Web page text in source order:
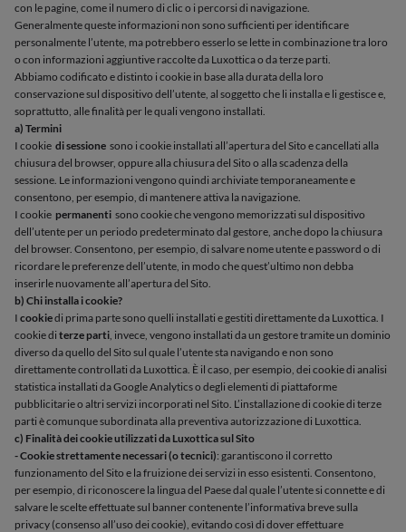
con le pagine, come il numero di clic o i percorsi di navigazione.
Generalmente queste informazioni non sono sufficienti per identificare
personalmente l’utente, ma potrebbero esserlo se lette in combinazione tra loro
o con informazioni aggiuntive raccolte da Luxottica o da terze parti.
Abbiamo codificato e distinto i cookie in base alla durata della loro
conservazione sul dispositivo dell’utente, al soggetto che li installa e li gestisce e,
soprattutto, alle finalità per le quali vengono installati.
a) Termini
I cookie di sessione sono i cookie installati all’apertura del Sito e cancellati alla
chiusura del browser, oppure alla chiusura del Sito o alla scadenza della
sessione. Le informazioni vengono quindi archiviate temporaneamente e
consentono, per esempio, di mantenere attiva la navigazione.
I cookie permanenti sono cookie che vengono memorizzati sul dispositivo
dell’utente per un periodo predeterminato dal gestore, anche dopo la chiusura
del browser. Consentono, per esempio, di salvare nome utente e password o di
ricordare le preferenze dell’utente, in modo che quest’ultimo non debba
inserirle nuovamente all’apertura del Sito.
b) Chi installa i cookie?
I cookiedi prima parte sono quelli installati e gestiti direttamente da Luxottica. I
cookie di terze parti, invece, vengono installati da un gestore tramite un dominio
diverso da quello del Sito sul quale l’utente sta navigando e non sono
direttamente controllati da Luxottica. È il caso, per esempio, dei cookie di analisi
statistica installati da Google Analytics o degli elementi di piattaforme
pubblicitarie o altri servizi incorporati nel Sito. L’installazione di cookie di terze
parti è comunque subordinata alla preventiva autorizzazione di Luxottica.
c) Finalità dei cookie utilizzati da Luxottica sul Sito
- Cookie strettamente necessari (o tecnici): garantiscono il corretto
funzionamento del Sito e la fruizione dei servizi in esso esistenti. Consentono,
per esempio, di riconoscere la lingua del Paese dal quale l’utente si connette e di
salvare le scelte effettuate sul banner contenente l’informativa breve sulla
privacy (consenso all’uso dei cookie), evitando così di dover effettuare